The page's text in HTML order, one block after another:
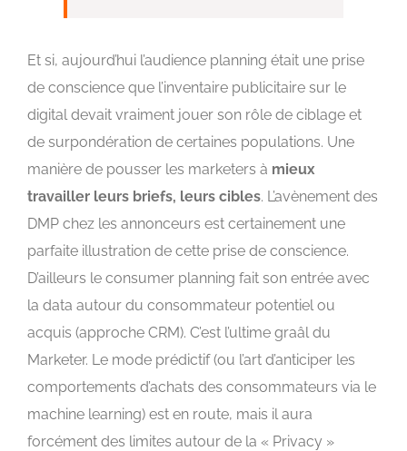
Et si, aujourd’hui l’audience planning était une prise
de conscience que l’inventaire publicitaire sur le
digital devait vraiment jouer son rôle de ciblage et
de surpondération de certaines populations. Une
manière de pousser les marketers à mieux
travailler leurs briefs, leurs cibles. L’avènement des
DMP chez les annonceurs est certainement une
parfaite illustration de cette prise de conscience.
D’ailleurs le consumer planning fait son entrée avec
la data autour du consommateur potentiel ou
acquis (approche CRM). C’est l’ultime graâl du
Marketer. Le mode prédictif (ou l’art d’anticiper les
comportements d’achats des consommateurs via le
machine learning) est en route, mais il aura
forcément des limites autour de la « Privacy »